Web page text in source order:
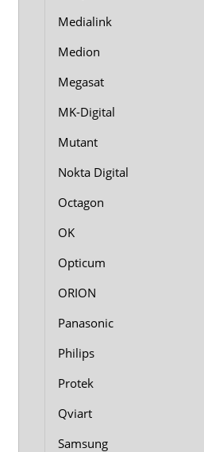
Medialink
Medion
Megasat
MK-Digital
Mutant
Nokta Digital
Octagon
OK
Opticum
ORION
Panasonic
Philips
Protek
Qviart
Samsung